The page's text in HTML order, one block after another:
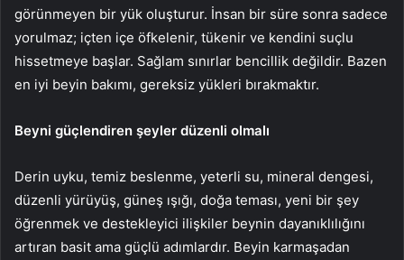
görünmeyen bir yük oluşturur. İnsan bir süre sonra sadece
yorulmaz; içten içe öfkelenir, tükenir ve kendini suçlu
hissetmeye başlar. Sağlam sınırlar bencillik değildir. Bazen
en iyi beyin bakımı, gereksiz yükleri bırakmaktır.
Beyni güçlendiren şeyler düzenli olmalı
Derin uyku, temiz beslenme, yeterli su, mineral dengesi,
düzenli yürüyüş, güneş ışığı, doğa teması, yeni bir şey
öğrenmek ve destekleyici ilişkiler beynin dayanıklılığını
artıran basit ama güçlü adımlardır. Beyin karmaşadan